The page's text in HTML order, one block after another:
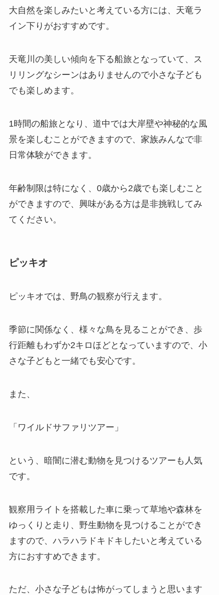
大自然を楽しみたいと考えている方には、天竜ラ
イン下りがおすすめです。
天竜川の美しい傾向を下る船旅となっていて、ス
リリングなシーンはありませんので小さな子ども
でも楽しめます。
1時間の船旅となり、道中では大岸壁や神秘的な風
景を楽しむことができますので、家族みんなで非
日常体験ができます。
年齢制限は特になく、0歳から2歳でも楽しむこと
ができますので、興味がある方は是非挑戦してみ
てください。
ピッキオ
ピッキオでは、野鳥の観察が行えます。
季節に関係なく、様々な鳥を見ることができ、歩
行距離もわずか2キロほどとなっていますので、小
さな子どもと一緒でも安心です。
また、
「ワイルドサファリツアー」
という、暗闇に潜む動物を見つけるツアーも人気
です。
観察用ライトを搭載した車に乗って草地や森林を
ゆっくりと走り、野生動物を見つけることができ
ますので、ハラハラドキドキしたいと考えている
方におすすめできます。
ただ、小さな子どもは怖がってしまうと思います